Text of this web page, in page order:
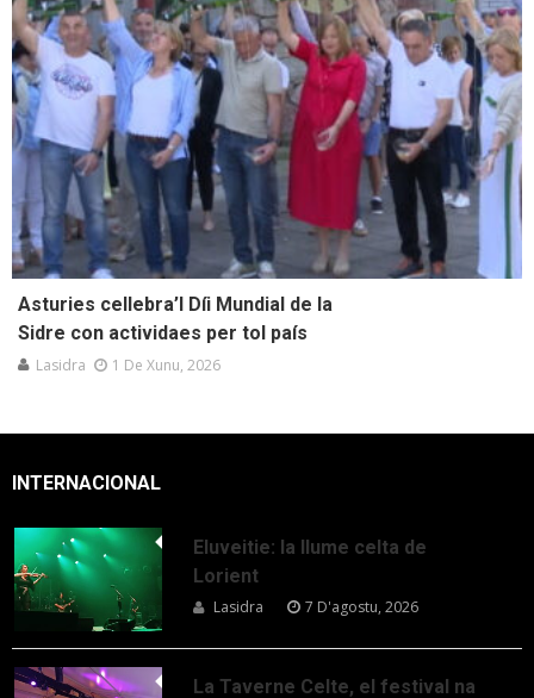
Asturies cellebra’l Díi Mundial de la
Sidre con actividaes per tol país
Lasidra 1 De Xunu, 2026
INTERNACIONAL
Eluveitie: la llume celta de
Lorient
Lasidra 7 D'agostu, 2026
La Taverne Celte, el festival na